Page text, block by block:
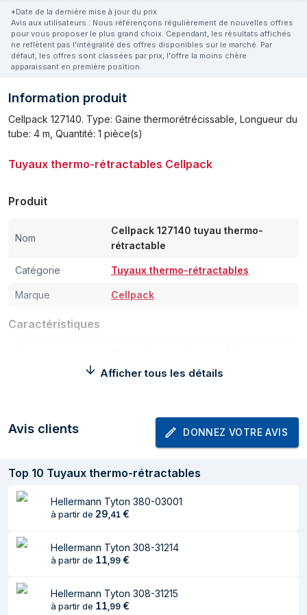
*Date de la dernière mise à jour du prix
Avis aux utilisateurs : Nous référençons régulièrement de nouvelles offres
pour vous proposer le plus grand choix. Cependant, les résultats affichés
ne reflètent pas l'intégralité des offres disponibles sur le marché. Par
défaut, les offres sont classées par prix, l'offre la moins chère
apparaissant en première position.
Information produit
Cellpack 127140. Type: Gaine thermorétrécissable, Longueur du
tube: 4 m, Quantité: 1 pièce(s)
Tuyaux thermo-rétractables Cellpack
Produit
Nom
Cellpack 127140 tuyau thermo-
rétractable
Catégorie Tuyaux thermo-rétractables
Marque Cellpack
Caractéristiques
Longueur du tube 4 m
Type d'emballage
Afficher tous les détails
Avis clients DONNEZ VOTRE AVIS
Top 10 Tuyaux thermo-rétractables
Hellermann Tyton 380-03001
à partir de 29 41 €
Hellermann Tyton 308-31214
à partir de 11 99 €
Hellermann Tyton 308-31215
à partir de 11 99 €